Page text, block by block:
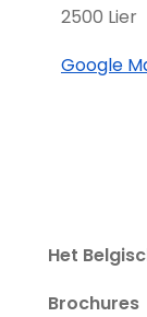
2500 Lier
Google
Het
Brochures